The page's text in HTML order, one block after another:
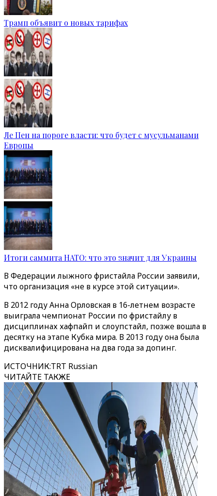
Трамп объявит о новых тарифах
Ле Пен на пороге власти: что будет с мусульманами
Европы
Итоги саммита НАТО: что это значит для Украины
В Федерации лыжного фристайла России заявили,
что организация «не в курсе этой ситуации».
В 2012 году Анна Орловская в 16-летнем возрасте
выиграла чемпионат России по фристайлу в
дисциплинах хафпайп и слоупстайл, позже вошла в
десятку на этапе Кубка мира. В 2013 году она была
дисквалифицирована на два года за допинг.
ИСТОЧНИК:TRT Russian
ЧИТАЙТЕ ТАКЖЕ